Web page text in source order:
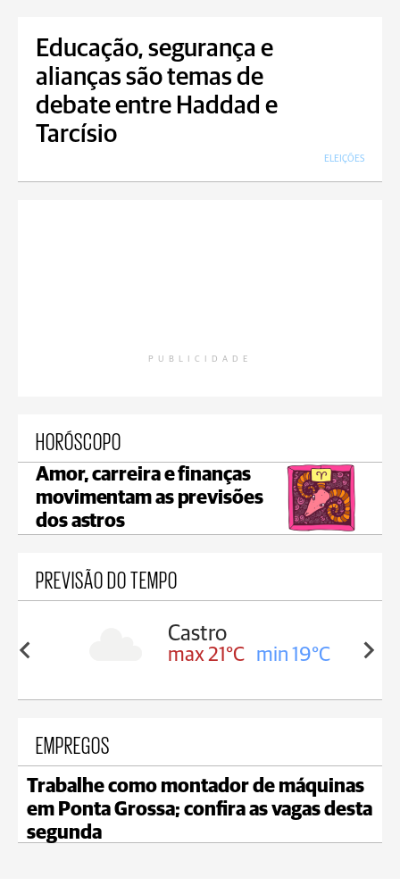
Educação, segurança e
alianças são temas de
debate entre Haddad e
Tarcísio
ELEIÇÕES
PUBLICIDADE
HORÓSCOPO
Amor, carreira e finanças
movimentam as previsões
dos astros
PREVISÃO DO TEMPO
18°C
Castro
max 21°C min 19°C
EMPREGOS
Trabalhe como montador de máquinas
em Ponta Grossa; confira as vagas desta
segunda